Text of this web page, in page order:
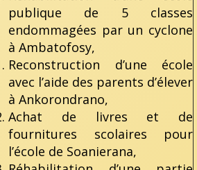
publique de 5 classes
endommagées par un cyclone
à Ambatofosy,
Reconstruction d’une école
avec l’aide des parents d’élever
à Ankorondrano,
Achat de livres et de
fournitures scolaires pour
l’école de Soanierana,